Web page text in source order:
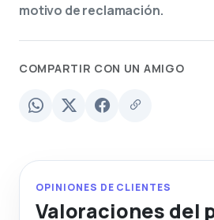
motivo de reclamación.
COMPARTIR CON UN AMIGO
OPINIONES DE CLIENTES
Valoraciones del